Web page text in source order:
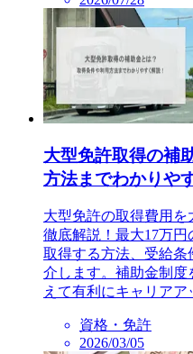
大型免許取得の補
方法までわかりや
大型免許の取得費用
徹底解説！最大17万
取得する方法、受給条
介します。補助金制度
えて有利にキャリアア
資格・免許
2026/03/05